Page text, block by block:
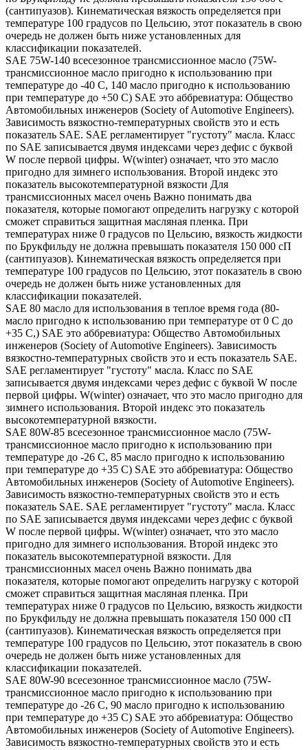
(сантипуазов). Кинематическая вязкость определяется при
температуре 100 градусов по Цельсию, этот показатель в свою
очередь не должен быть ниже установленных для
классификации показателей.
SAE 75W-140 всесезонное трансмиссионное масло (75W-
трансмиссионное масло пригодно к использованию при
температуре до -40 С, 140 масло пригодно к использованию
при температуре до +50 С) SAE это аббревиатура: Общество
Автомобильных инженеров (Society of Automotive Engineers).
Зависимость вязкостно-температурных свойств это и есть
показатель SAE. SAE регламентирует "густоту" масла. Класс
по SAE записывается двумя индексами через дефис с буквой
W после первой цифры. W(winter) означает, что это масло
пригодно для зимнего использования. Второй индекс это
показатель высокотемпературной вязкости Для
трансмиссионных масел очень Важно понимать два
показателя, которые помогают определить нагрузку с которой
сможет справиться защитная масляная пленка. При
температурах ниже 0 градусов по Цельсию, вязкость жидкости
по Брукфильду не должна превышать показателя 150 000 сП
(сантипуазов). Кинематическая вязкость определяется при
температуре 100 градусов по Цельсию, этот показатель в свою
очередь не должен быть ниже установленных для
классификации показателей.
SAE 80 масло для использования в теплое время года (80-
масло пригодно к использованию при температуре от 0 С до
+35 С,) SAE это аббревиатура: Общество Автомобильных
инженеров (Society of Automotive Engineers). Зависимость
вязкостно-температурных свойств это и есть показатель SAE.
SAE регламентирует "густоту" масла. Класс по SAE
записывается двумя индексами через дефис с буквой W после
первой цифры. W(winter) означает, что это масло пригодно для
зимнего использования. Второй индекс это показатель
высокотемпературной вязкости.
SAE 80W-85 всесезонное трансмиссионное масло (75W-
трансмиссионное масло пригодно к использованию при
температуре до -26 С, 85 масло пригодно к использованию
при температуре до +35 С) SAE это аббревиатура: Общество
Автомобильных инженеров (Society of Automotive Engineers).
Зависимость вязкостно-температурных свойств это и есть
показатель SAE. SAE регламентирует "густоту" масла. Класс
по SAE записывается двумя индексами через дефис с буквой
W после первой цифры. W(winter) означает, что это масло
пригодно для зимнего использования. Второй индекс это
показатель высокотемпературной вязкости. Для
трансмиссионных масел очень Важно понимать два
показателя, которые помогают определить нагрузку с которой
сможет справиться защитная масляная пленка. При
температурах ниже 0 градусов по Цельсию, вязкость жидкости
по Брукфильду не должна превышать показателя 150 000 сП
(сантипуазов). Кинематическая вязкость определяется при
температуре 100 градусов по Цельсию, этот показатель в свою
очередь не должен быть ниже установленных для
классификации показателей.
SAE 80W-90 всесезонное трансмиссионное масло (75W-
трансмиссионное масло пригодно к использованию при
температуре до -26 С, 90 масло пригодно к использованию
при температуре до +35 С) SAE это аббревиатура: Общество
Автомобильных инженеров (Society of Automotive Engineers).
Зависимость вязкостно-температурных свойств это и есть